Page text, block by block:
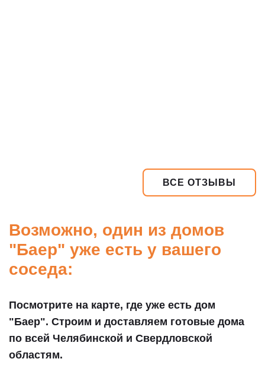
ВСЕ ОТЗЫВЫ
Возможно, один из домов
"Баер" уже есть у вашего
соседа:
Посмотрите на карте, где уже есть дом
"Баер". Строим и доставляем готовые дома
по всей Челябинской и Свердловской
областям.